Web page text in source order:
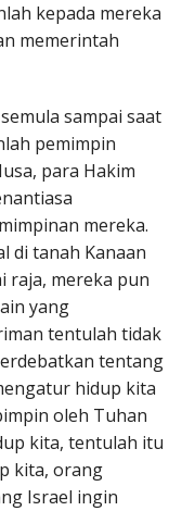
kepada mereka
memerintah
sampai saat
pemimpin
para Hakim
mereka.
di tanah Kanaan
raja, mereka pun
yang
tentulah tidak
tentang
hidup kita
oleh Tuhan
kita, tentulah itu
kita, orang
Israel ingin